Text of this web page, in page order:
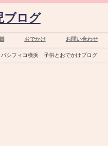
ブログ
おでかけ お問い合わせ
パシフィコ横浜 子供とおでかけブログ